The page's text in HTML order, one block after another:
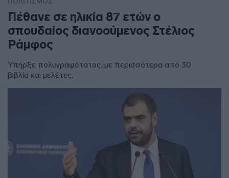
Πέθανε σε ηλικία 87 ετών ο
σπουδαίος διανοούμενος Στέλιος
Ράμφος
Υπήρξε πολυγραφότατος, με περισσότερα από 30
βιβλία και μελέτες,